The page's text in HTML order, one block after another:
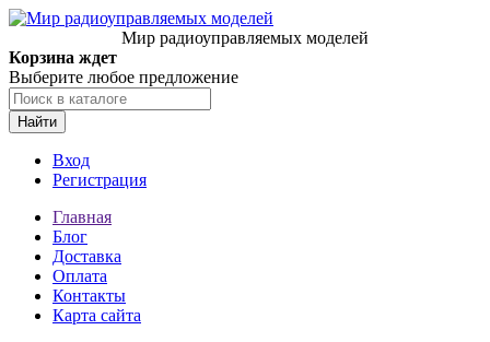
Мир радиоуправляемых моделей
Корзина ждет
Выберите любое предложение
Найти
Вход
Регистрация
Главная
Блог
Доставка
Оплата
Контакты
Карта сайта